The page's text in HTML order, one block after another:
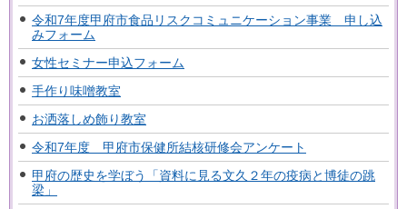
令和7年度甲府市食品リスクコミュニケーション事業 申し込
みフォーム
女性セミナー申込フォーム
手作り味噌教室
お洒落しめ飾り教室
令和7年度 甲府市保健所結核研修会アンケート
甲府の歴史を学ぼう「資料に見る文久２年の疫病と博徒の跳
梁」